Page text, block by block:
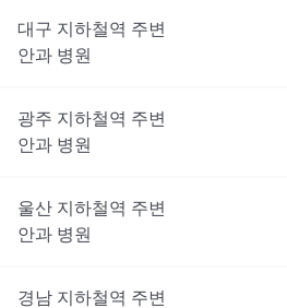
대구 지하철역 주변
안과 병원
광주 지하철역 주변
안과 병원
울산 지하철역 주변
안과 병원
경남 지하철역 주변